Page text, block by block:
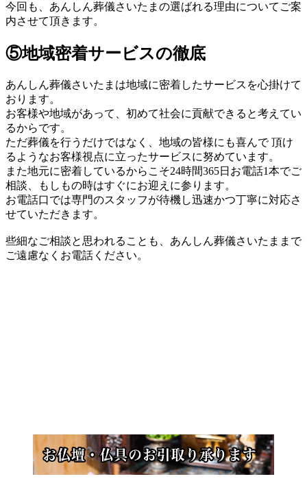
今回も、あんしん葬儀さいたまの選ばれる理由についてご案
内させて頂きます。
⑤地域密着サービスの徹底
あんしん葬儀さいたまは地域に密着したサービスを心掛けて
おります。
お客様や地域があって、初めて社会に貢献できると考えてい
るからです。
ただ葬儀を行うだけではなく、地域の皆様にも喜んで 頂け
るようなお客様視点に立ったサービスに努めています。
また地元に密着しているからこそ24時間365日お電話1本でご
相談、もしもの時はすぐにお迎えに参ります。
お電話口では専門のスタッフが待機し迅速かつ丁寧に対応さ
せていただきます。
些細なご相談と思われることも、あんしん葬儀さいたままで
ご遠慮なくお電話ください。